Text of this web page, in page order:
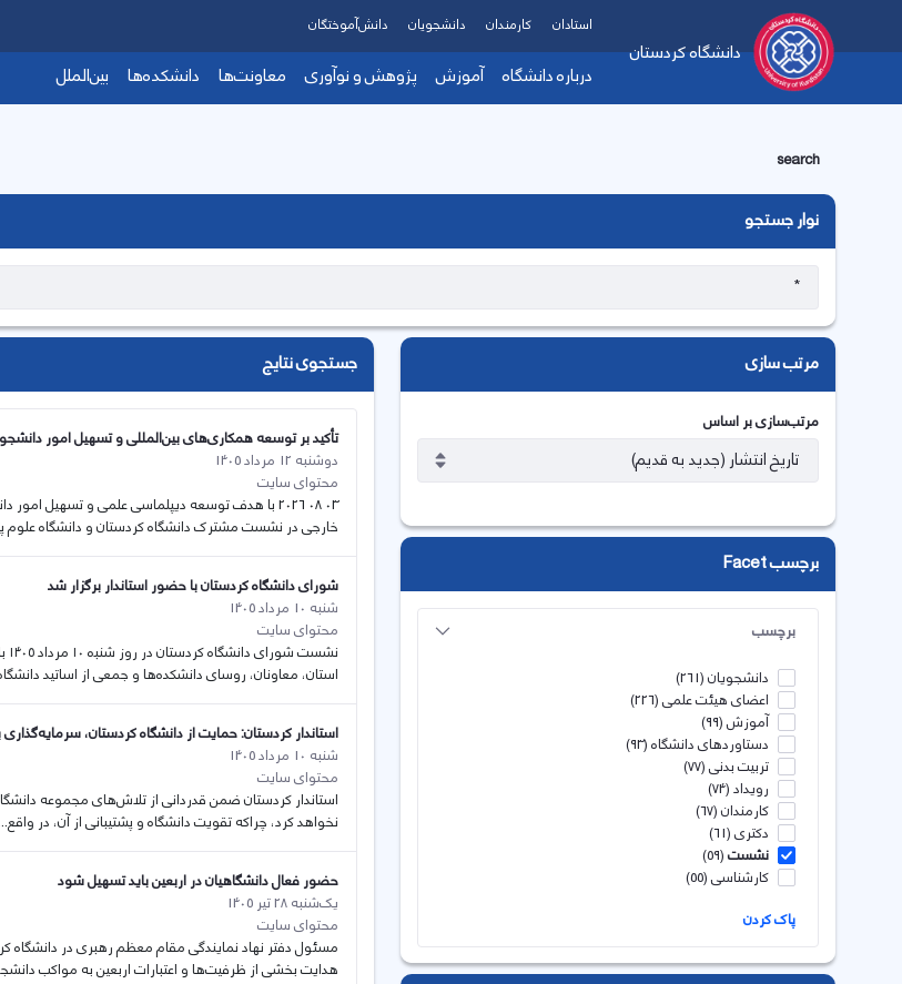
دانشگاه کردستان
درباره دانشگاه آموزش پژوهش و نوآوری معاونت‌ها دانشکده‌ها بین‌الملل
استادان کارمندان دانشجویان دانش‌آموختگان
search
نوار جستجو
مرتب سازی
مرتب‌سازی بر اساس
برچسب Facet
برچسب
دانشجویان(261)
اعضای هیئت علمی(226)
آموزش(99)
دستاوردهای دانشگاه(93)
تربیت بدنی(77)
رویداد(74)
کارمندان(67)
دکتری(61)
نشست(59)
کارشناسی(55)
پاک کردن
جستجوی نتایج
تأکید بر توسعه همکاری‌های بین‌المللی و تسهیل امور
دوشنبه 12 مرداد 1405
محتوای سایت
03 08 2026 با هدف توسعه دیپلماسی علمی و تسهیل
خارجی در نشست مشترک دانشگاه کردستان و دانشگاه علوم
شورای دانشگاه کردستان با حضور استاندار برگزار شد
شنبه 10 مرداد 1405
محتوای سایت
استان، معاونان، روسای دانشکده‌ها و جمعی از اساتید
استاندار کردستان: حمایت از دانشگاه کردستان،
شنبه 10 مرداد 1405
محتوای سایت
استاندار کردستان ضمن قدردانی از تلاش‌های مجموعه
نخواهد کرد، چراکه تقویت دانشگاه و پشتیبانی از آن، در
حضور فعال دانشگاهیان در اربعین باید تسهیل شود
یک‌شنبه 28 تیر 1405
محتوای سایت
مسئول دفتر نهاد نمایندگی مقام معظم رهبری در دانشگاه
هدایت بخشی از ظرفیت‌ها و اعتبارات اربعین به مواکب